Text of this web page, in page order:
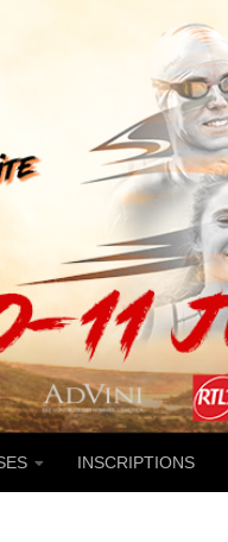
INSCRIPTIONS